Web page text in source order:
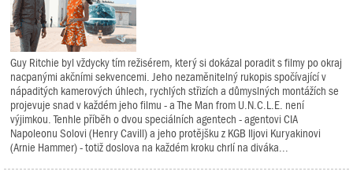
Guy Ritchie byl vždycky tím režisérem, který si dokázal poradit s filmy po okraj
nacpanými akčními sekvencemi. Jeho nezaměnitelný rukopis spočívající v
nápaditých kamerových úhlech, rychlých střizích a důmyslných montážích se
projevuje snad v každém jeho filmu - a The Man from U.N.C.L.E. není
výjimkou. Tenhle příběh o dvou speciálních agentech - agentovi CIA
Napoleonu Solovi (Henry Cavill) a jeho protějšku z KGB Iljovi Kuryakinovi
(Arnie Hammer) - totiž doslova na každém kroku chrlí na diváka...